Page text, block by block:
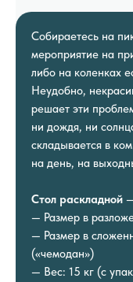
Собираетесь на
мероприятие на
либо на коленках
Неудобно,
решает эти
ни дождя, ни
складывается в
на день, на
Стол раскладной
— Размер в
— Размер в
(«чемодан»)
— Вес: 15 кг (с